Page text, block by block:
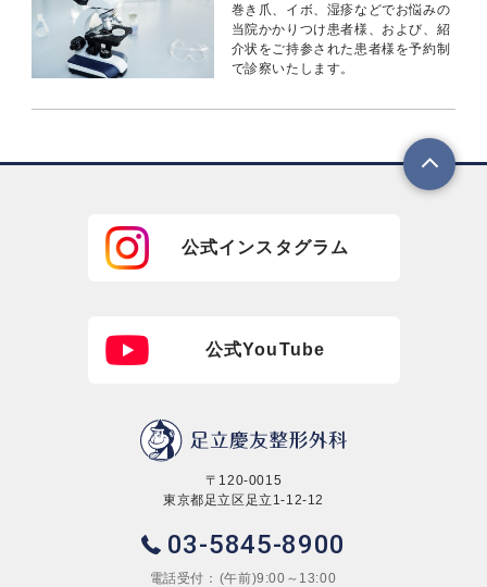
巻き爪、イボ、湿疹などでお悩みの
当院かかりつけ患者様、および、紹
介状をご持参された患者様を予約制
で診察いたします。
公式インスタグラム
公式YouTube
〒120-0015
東京都足立区足立1-12-12
03-5845-8900
電話受付： (午前)9:00～13:00